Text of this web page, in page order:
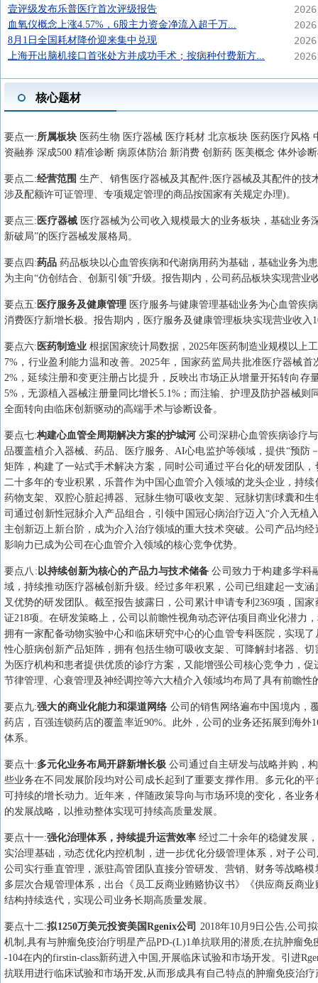
壹评级发布乐普医疗首次评级报告
血氧仪概念上涨4.57%，6股主力资金净流入超千万...
8月1日全国耗材降价迎来集中兑现
上海开出脑机接口首张处方并成功手术；按病种付费新方...
核心题材
要点一:所属板块 医药生物 医疗器械 医疗耗材 北京板块 医药医疗风格
资融券 深成500 精准诊断 病原体防治 新消费 创新药 医美概念 体外诊
要点二:经营范围生产、销售医疗器械及其配件;医疗器械及其配件的
涉及配额许可证管理、专项规定管理的商品按国家有关规定办理)。
要点三: 医疗器械 医疗器械为公司收入规模最大的业务板块，基础业
新破局”的医疗器械发展格局。
要点 四 :药品 药品板块以心血管疾病和代谢病用药为基础，基础业务为
为主向“仿创结合、创新引领”升级。报告期内，公司药品板块实现营业
要点五: 医疗服务及健康管理 医疗服务与健康管理基础业务为心血管疾
消费医疗新增长极。报告期内，医疗服务及健康管理板块实现营业收入
要点六: 医药制造业 根据国家统计局数据，2025年医药制造业规模以上
7%，行业盈利能力温和改善。2025年，国家药监局共批准医疗器械
2%，延续注册和变更注册占比提升，反映出市场正从增量开拓转向
5%，无源植入器械注册量同比增长5.1%；而注输、护理及防护器械
全面转向由临床创新驱动的高端手术与诊断设备。
要点七:构建心血管全周期解决方案的护城河 公司深耕心血管疾病诊疗
品覆盖植介入器械、药品、医疗服务、AI心电监护等领域，提供“预
矩阵，构建了一站式手术解决方案，同时公司通过平台化的研发团队
二十多年的专业积累，乐普作为中国心血管介入领域的龙头企业，持
药物支架、双腔心脏起搏器、冠脉生物可吸收支架、冠脉切割球囊和
司通过创新性冠脉介入产品组合，引领中国冠心病治疗迈入“介入无
主创新迈上新台阶，成为介入治疗领域的重大技术突破。公司产品均
影响力已成为公司在心血管介入领域的核心竞争优势。
要点 八 :以持续创新为核心的产品力与技术储备公司致力于构建多学科
域，持续推动医疗器械创新升级。经过多年积累，公司已组建起一支
叉优势的研发团队。截至报告披露日，公司累计申请专利2369项，国
证218项。在研发策略上，公司以前瞻性视角动态评估项目商业化潜力
拥有一家配备动物实验中心和临床研究中心的心血管专科医院，实现
性心脏病创新产品矩阵，拥有包括生物可吸收支架、可降解封堵器、
为医疗机构和患者提供优质的诊疗方案，又能增强公司核心竞争力，
节律管理、心衰管理及神经调控等六大植介入领域均布局了具有前瞻
要点九:强大的商业化能力和渠道网络 公司的销售网络遍布中国境内，
药店，百强连锁药店的覆盖率近90%。此外，公司的业务还拓展到海
体系。
要点十:多元化业务布局开辟新增长极 公司通过自主研发与战略并购，
些业务在不同发展阶段均对公司成长起到了重要支撑作用。多元化的
可持续的增长动力。近年来，伴随政策导向与市场环境的变化，各业
的发展战略，以推动整体实现可持续高质量发展。
要点十一:强化治理体系，持续提升运营效率 经过二十余年的稳健发展
实治理基础，动态优化内控机制，进一步优化分级管理体系，对子公
公司实行垂直管理，派驻高管团队直接分管研发、营销、财务等战略
多层次合规管理体系，出台《员工反商业贿赂协议书》《供应商反商
结构持续迭代，实现公司业务长期高质量发展。
要点十二:拟1250万美元投资美国Rgenix公司 2018年10月9日公告,公司
机制,具有与肿瘤免疫治疗明星产品PD-(L)1单抗联用的潜质,在抗肿瘤
-104在内的firstin-class新药进入中国,开展临床试验和市场开发。引进
抗联用进行临床试验和市场开发,从而形成具有自己特点的肿瘤免疫治